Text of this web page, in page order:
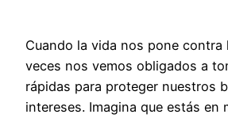
Cuando la vida nos pone contra
veces nos vemos obligados a
rápidas para proteger nuestros
intereses. Imagina que estás en